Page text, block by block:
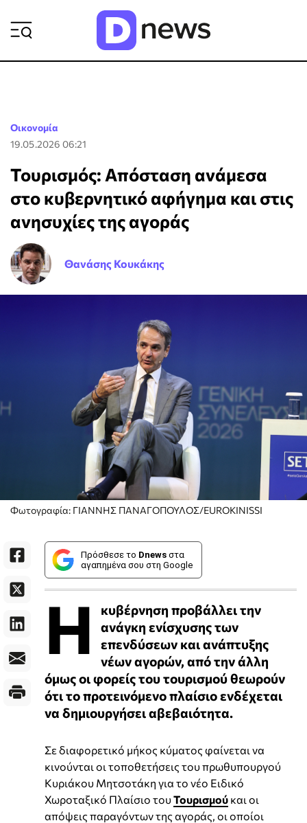
Οικονομία
19.05.2026 06:21
Τουρισμός: Απόσταση ανάμεσα
στο κυβερνητικό αφήγημα και στις
ανησυχίες της αγοράς
Θανάσης Κουκάκης
Φωτογραφία: ΓΙΑΝΝΗΣ ΠΑΝΑΓΟΠΟΥΛΟΣ/EUROKINISSI
Πρόσθεσε το Dnews στα
αγαπημένα σου στη Google
Η
κυβέρνηση προβάλλει την
ανάγκη ενίσχυσης των
επενδύσεων και ανάπτυξης
νέων αγορών, από την άλλη
όμως οι φορείς του τουρισμού θεωρούν
ότι το προτεινόμενο πλαίσιο ενδέχεται
να δημιουργήσει αβεβαιότητα.
Σε διαφορετικό μήκος κύματος φαίνεται να
κινούνται οι τοποθετήσεις του πρωθυπουργού
Κυριάκου Μητσοτάκη για το νέο Ειδικό
Χωροταξικό Πλαίσιο τουΤουρισμού και οι
απόψεις παραγόντων της αγοράς, οι οποίοι